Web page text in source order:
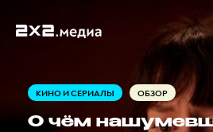
КИНО И СЕРИАЛЫ ОБЗОР
О чём